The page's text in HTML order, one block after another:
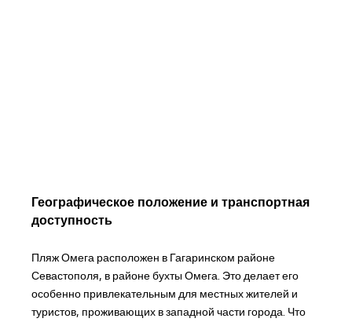
Географическое положение и транспортная
доступность
Пляж Омега расположен в Гагаринском районе
Севастополя, в районе бухты Омега. Это делает его
особенно привлекательным для местных жителей и
туристов, проживающих в западной части города. Что